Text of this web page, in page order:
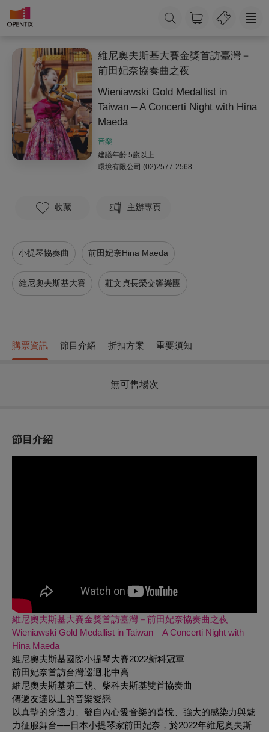
維尼奧夫斯基大賽金獎首訪臺灣－
前田妃奈協奏曲之夜
Wieniawski Gold Medallist in
Taiwan – A Concerti Night with Hina
Maeda
音樂
建議年齡 5歲以上
環境有限公司 (02)2577-2568
收藏 主辦專頁
小提琴協奏曲 前田妃奈Hina Maeda
維尼奧夫斯基大賽 莊文貞長榮交響樂團
購票資訊 節目介紹 折扣方案 重要須知
無可售場次
節目介紹
維尼奧夫斯基大賽金獎首訪臺灣－前田妃奈協奏曲之夜
Wieniawski Gold Medallist in Taiwan – A Concerti Night with
Hina Maeda
維尼奧夫斯基國際小提琴大賽2022新科冠軍
前田妃奈首訪台灣巡迴北中高
維尼奧夫斯基第二號、柴科夫斯基雙首協奏曲
傳遞友達以上的音樂愛戀
以真摯的穿透力、發自內心愛音樂的喜悅、強大的感染力與魅
力征服舞台──日本小提琴家前田妃奈，於2022年維尼奧夫斯